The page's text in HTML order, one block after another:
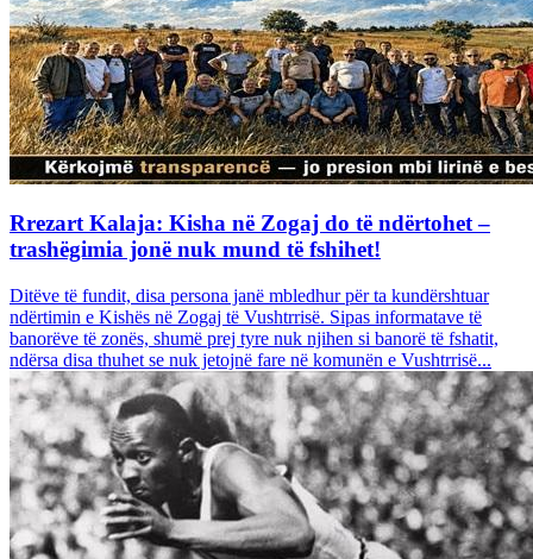
Rrezart Kalaja: Kisha në Zogaj do të ndërtohet –
trashëgimia jonë nuk mund të fshihet!
Ditëve të fundit, disa persona janë mbledhur për ta kundërshtuar
ndërtimin e Kishës në Zogaj të Vushtrrisë. Sipas informatave të
banorëve të zonës, shumë prej tyre nuk njihen si banorë të fshatit,
ndërsa disa thuhet se nuk jetojnë fare në komunën e Vushtrrisë...